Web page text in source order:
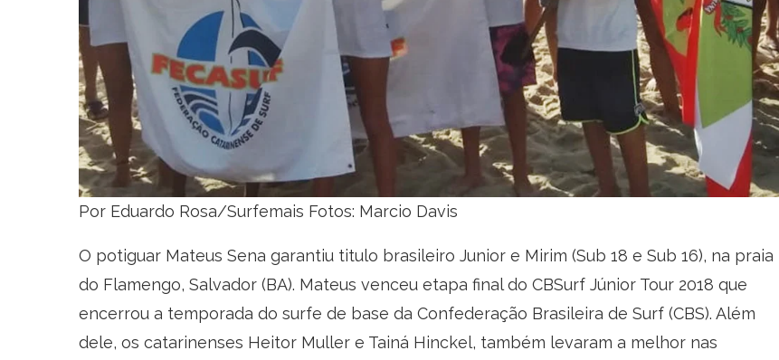
Por Eduardo Rosa/Surfemais Fotos: Marcio Davis
O potiguar Mateus Sena garantiu titulo brasileiro Junior e Mirim (Sub 18 e Sub 16), na praia
do Flamengo, Salvador (BA). Mateus venceu etapa final do CBSurf Júnior Tour 2018 que
encerrou a temporada do surfe de base da Confederação Brasileira de Surf (CBS). Além
dele, os catarinenses Heitor Muller e Tainá Hinckel, também levaram a melhor nas